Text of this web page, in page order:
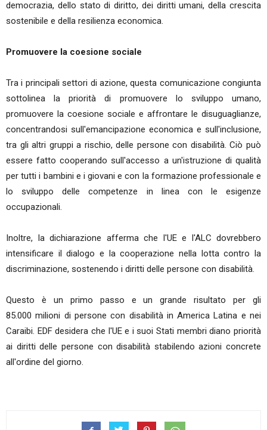
democrazia, dello stato di diritto, dei diritti umani, della crescita
sostenibile e della resilienza economica.
Promuovere la coesione sociale
Tra i principali settori di azione, questa comunicazione congiunta
sottolinea la priorità di promuovere lo sviluppo umano,
promuovere la coesione sociale e affrontare le disuguaglianze,
concentrandosi sull'emancipazione economica e sull'inclusione,
tra gli altri gruppi a rischio, delle persone con disabilità. Ciò può
essere fatto cooperando sull'accesso a un'istruzione di qualità
per tutti i bambini e i giovani e con la formazione professionale e
lo sviluppo delle competenze in linea con le esigenze
occupazionali.
Inoltre, la dichiarazione afferma che l'UE e l'ALC dovrebbero
intensificare il dialogo e la cooperazione nella lotta contro la
discriminazione, sostenendo i diritti delle persone con disabilità.
Questo è un primo passo e un grande risultato per gli
85.000 milioni di persone con disabilità in America Latina e nei
Caraibi. EDF desidera che l'UE e i suoi Stati membri diano priorità
ai diritti delle persone con disabilità stabilendo azioni concrete
all'ordine del giorno.